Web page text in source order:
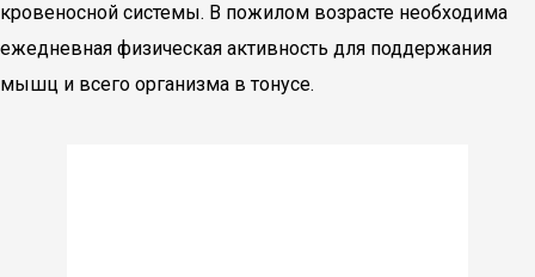
кровеносной системы. В пожилом возрасте необходима
ежедневная физическая активность для поддержания
мышц и всего организма в тонусе.